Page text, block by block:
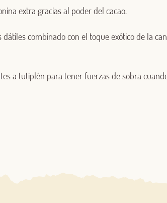
extra gracias al poder del cacao.
combinado con el toque exótico de la
a tutiplén para tener fuerzas de sobra
Iniciar sesión